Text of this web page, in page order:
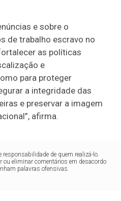
e sobre o
de trabalho escravo no
as políticas
e
para proteger
a integridade das
e preservar a imagem
afirma.
de quem realizá-lo.
ou eliminar comentários em desacordo
palavras ofensivas.